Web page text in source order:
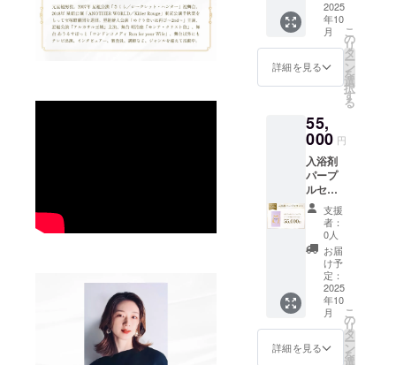
google
フォー
ムにて
もとに
調合さ
ます。
温泉
は、元
禄十六
年「筑
前続風
泉で
「美肌
の湯」
とも呼
ばれて
いま
す。
【香
り】 皆
様のア
ンケー
ト(本プ
ロジェ
クト期
間中に
フォー
くかき
混ぜて
からご
入浴下
さい。
の成分
で調合
してお
りま
す。秀
麗な犬
鳴山系
のふも
と脇田
温泉
は、元
禄十六
年「筑
前続風
土記」
に記さ
れた温
ブルー
入浴剤1
パック
10袋入
り×12ヶ
月分
（合計
120袋）
をご自
宅へお
届け。
【ご利
用方
法】 浴
槽の湯
（約
200L）
に１包
を入
れ、よ
くかき
混ぜて
からご
入浴下
さい。
2025
年10
月
詳細を見る
こ
の
リ
タ
ー
ン
を
選
択
す
る
55,
000 円
入浴剤
パープ
ルセッ
ト【年
間コー
ス】 気
品ある
落ち着
いた香
りの
パープ
ル入浴
剤1パッ
ク10袋
入り
支援
者：
0人
お届
け予
定：
2025
年10
月
詳細を見る
こ
の
リ
タ
ー
ン
を
選